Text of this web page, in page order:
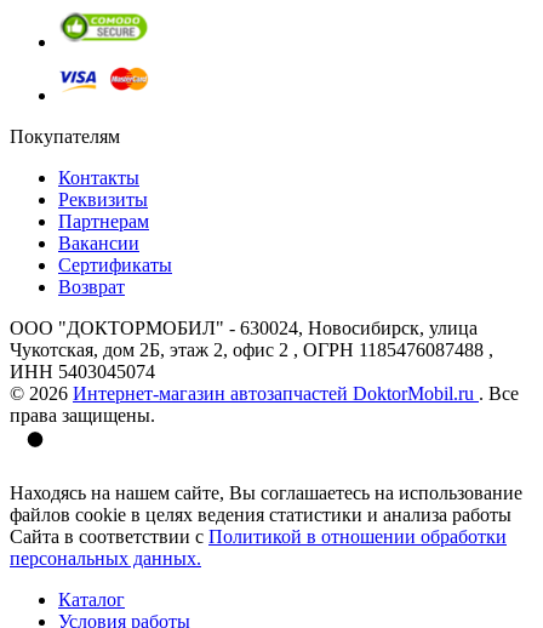
Покупателям
Контакты
Реквизиты
Партнерам
Вакансии
Сертификаты
Возврат
ООО "ДОКТОРМОБИЛ" - 630024, Новосибирск, улица
Чукотская, дом 2Б, этаж 2, офис 2 , ОГРН 1185476087488 ,
ИНН 5403045074
© 2026 Интернет-магазин автозапчастей DoktorMobil.ru . Все
права защищены.
Находясь на нашем сайте, Вы соглашаетесь на использование
файлов cookie в целях ведения статистики и анализа работы
Сайта в соответствии с Политикой в отношении обработки
персональных данных.
Каталог
Условия работы